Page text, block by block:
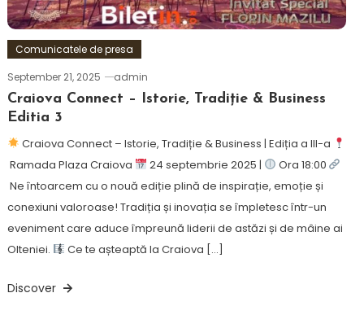
Comunicatele de presa
September 21, 2025
admin
Craiova Connect – Istorie, Tradiție & Business
Editia 3
Craiova Connect – Istorie, Tradiție & Business | Ediția a III-a
Ramada Plaza Craiova
24 septembrie 2025 |
Ora 18:00
Ne întoarcem cu o nouă ediție plină de inspirație, emoție și
conexiuni valoroase! Tradiția și inovația se împletesc într-un
eveniment care aduce împreună liderii de astăzi și de mâine ai
Olteniei.
Ce te așteaptă la Craiova […]
Discover